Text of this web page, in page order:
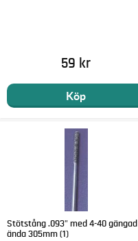
59 kr
Köp
Stötstång .093" med 4-40 gängad
ända 305mm (1)